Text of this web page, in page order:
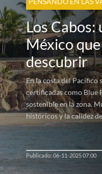
Los Cabos:
México
descubrir
En la costa del Pacífico
certificadas como Blue
sostenible en la zona.
históricos y la calidez
Publicado: 06-11-2025 07:00